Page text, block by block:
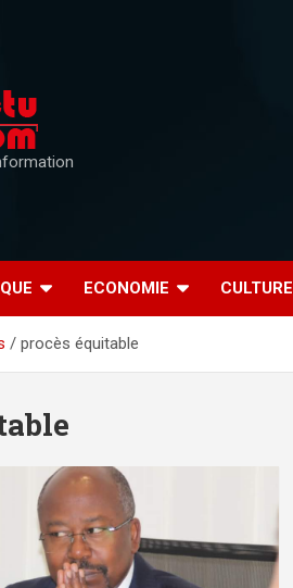
ECONOMIE CULTURE
procès équitable